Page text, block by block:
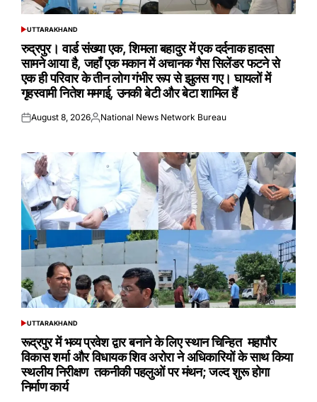
POSTED
UTTARAKHAND
रुद्रपुर। वार्ड संख्या एक, शिमला बहादुर में एक दर्दनाक हादसा
सामने आया है, जहाँ एक मकान में अचानक गैस सिलेंडर फटने से
एक ही परिवार के तीन लोग गंभीर रूप से झुलस गए। घायलों में
गृहस्वामी नितेश ममगई, उनकी बेटी और बेटा शामिल हैं
Posted
August 8, 2026Posted
National News Network Bureau
POSTED
UTTARAKHAND
रूद्रपुर में भव्य प्रवेश द्वार बनाने के लिए स्थान चिन्हित महापौर
विकास शर्मा और विधायक शिव अरोरा ने अधिकारियों के साथ किया
स्थलीय निरीक्षण तकनीकी पहलुओं पर मंथन; जल्द शुरू होगा
निर्माण कार्य